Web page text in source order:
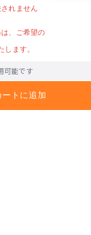
れません
、ご希望の
します。
可能です
ートに追加